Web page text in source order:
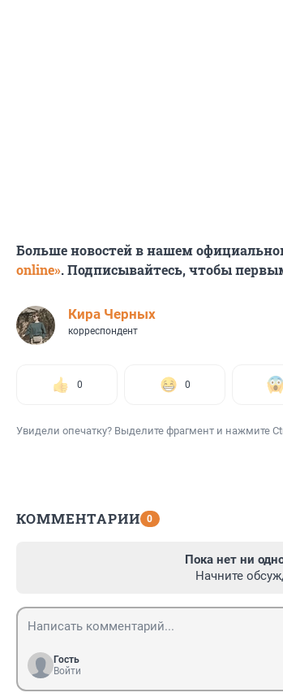
Больше новостей в нашем
online». Подписывайтесь, чтобы
Кира Черных
корреспондент
0 0
Увидели опечатку? Выделите фрагмент и нажмите
КОММЕНТАРИИ 0
Пока нет ни
Начните
Гость
Войти